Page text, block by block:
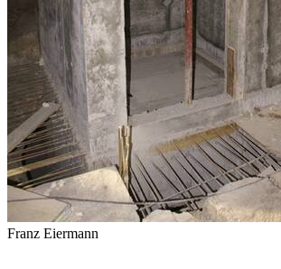
Franz Eiermann